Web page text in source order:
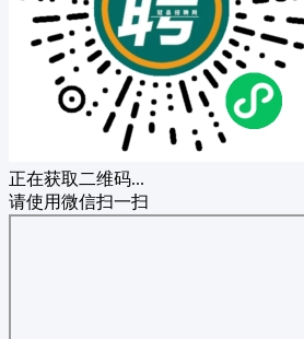
正在获取二维码...
请使用微信扫一扫